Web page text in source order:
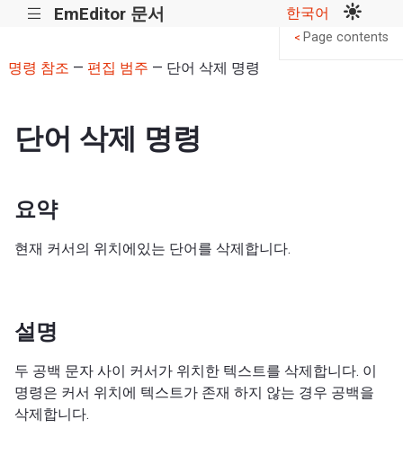
||| EmEditor 문서 한국어
명령 참조 — 편집 범주 — 단어 삭제 명령
단어 삭제 명령
요약
현재 커서의 위치에있는 단어를 삭제합니다.
설명
두 공백 문자 사이 커서가 위치한 텍스트를 삭제합니다. 이
명령은 커서 위치에 텍스트가 존재 하지 않는 경우 공백을
삭제합니다.
< Page contents